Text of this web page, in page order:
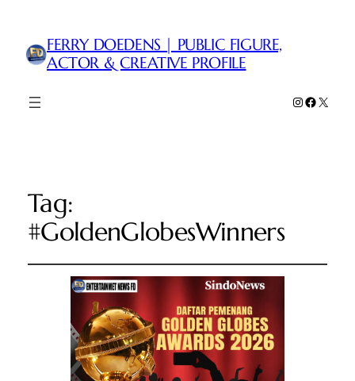
FERRY DOEDENS | PUBLIC FIGURE,
ACTOR & CREATIVE PROFILE
Instagram
Facebook
X
Tag:
#GoldenGlobesWinners